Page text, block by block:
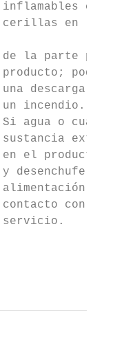
en
la parte
descarga
incendio.
agua o
el producto,
desenchufe el
con un